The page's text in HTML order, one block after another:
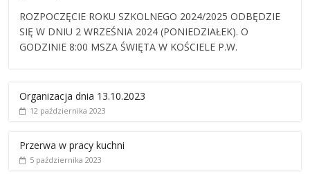
ROZPOCZĘCIE ROKU SZKOLNEGO 2024/2025 ODBĘDZIE
SIĘ W DNIU 2 WRZEŚNIA 2024 (PONIEDZIAŁEK). O
GODZINIE 8:00 MSZA ŚWIĘTA W KOŚCIELE P.W.
Organizacja dnia 13.10.2023
12 października 2023
Przerwa w pracy kuchni
5 października 2023